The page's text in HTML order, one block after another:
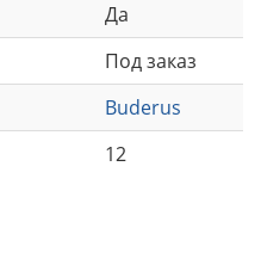
Да
Под заказ
Buderus
12